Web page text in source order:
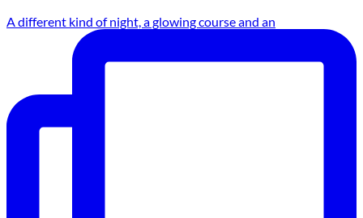
A different kind of night, a glowing course and an